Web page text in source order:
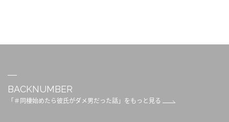
BACKNUMBER
「＃同棲始めたら彼氏がダメ男だった話」をもっと見る